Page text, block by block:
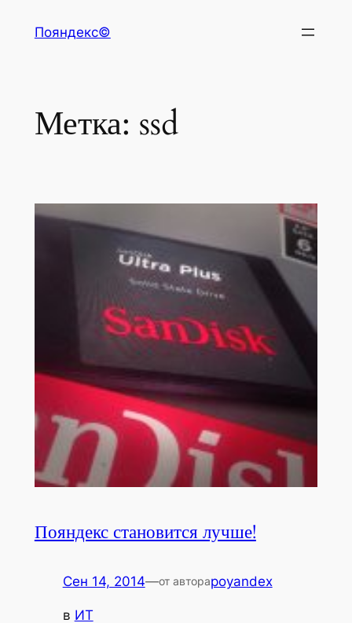
Пояндекс©
Метка: ssd
Пояндекс становится лучше!
Сен 14, 2014—от автораpoyandex
в ИТ